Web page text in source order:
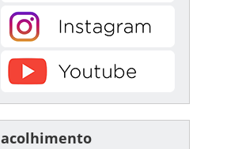
acolhimento